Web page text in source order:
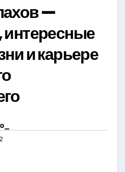
—
и карьере